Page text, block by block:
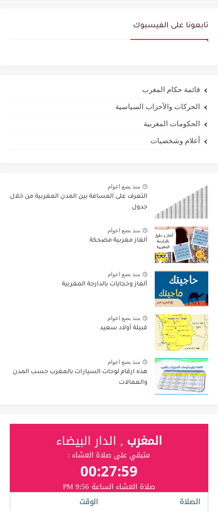
تابعونا على الفيسبوك
قائمة حكام المغرب
الحركات والأحزاب السياسية
الحكومات المغربية
أعلام وشخصيات
منذ بضع اعوام
التعرف على المسافة بين المدن المغربية من خلال
جدول
منذ بضع اعوام
ألغاز مغربية مضحكة
منذ بضع اعوام
ألغاز وحجايات بالدارجة المغربية
منذ بضع اعوام
قبيلة أولاد سعيد
منذ بضع اعوام
هذه ارقام لوحات السيارات بالمغرب حسب المدن
والعمالات